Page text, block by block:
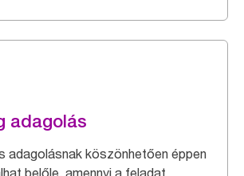
adagolás
adagolásnak köszönhetően éppen
belőle, amennyi a feladat